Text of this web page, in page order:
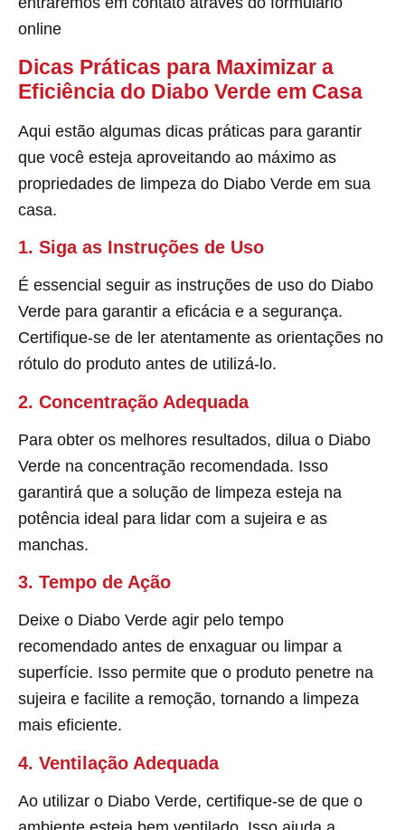
online
Dicas Práticas para Maximizar a
Eficiência do Diabo Verde em Casa
Aqui estão algumas dicas práticas para garantir
que você esteja aproveitando ao máximo as
propriedades de limpeza do Diabo Verde em sua
casa.
1. Siga as Instruções de Uso
É essencial seguir as instruções de uso do Diabo
Verde para garantir a eficácia e a segurança.
Certifique-se de ler atentamente as orientações no
rótulo do produto antes de utilizá-lo.
2. Concentração Adequada
Para obter os melhores resultados, dilua o Diabo
Verde na concentração recomendada. Isso
garantirá que a solução de limpeza esteja na
potência ideal para lidar com a sujeira e as
manchas.
3. Tempo de Ação
Deixe o Diabo Verde agir pelo tempo
recomendado antes de enxaguar ou limpar a
superfície. Isso permite que o produto penetre na
sujeira e facilite a remoção, tornando a limpeza
mais eficiente.
4. Ventilação Adequada
Ao utilizar o Diabo Verde, certifique-se de que o